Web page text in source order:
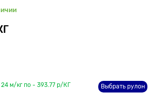
м/кг по - 393.77 р/КГ Выбрать рулон